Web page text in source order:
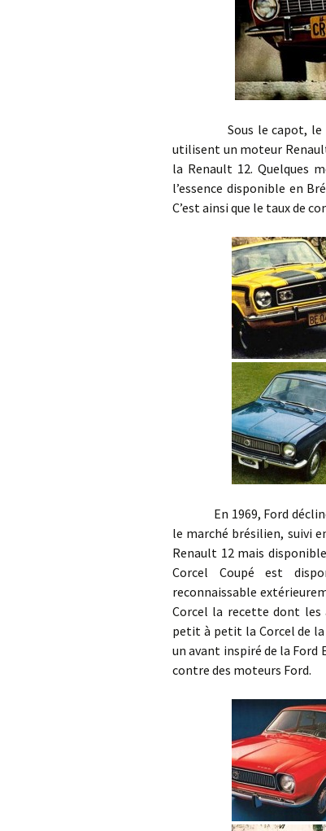
Sous le capot, le lien
utilisent un moteur
la Renault 12. Quelques
l’essence disponible en
C’est ainsi que le taux de
En 1969, Ford décline
le marché brésilien, suivi
Renault 12 mais
Corcel Coupé est
reconnaissable
Corcel la recette dont les
petit à petit la Corcel de
un avant inspiré de la Ford
contre des moteurs Ford.